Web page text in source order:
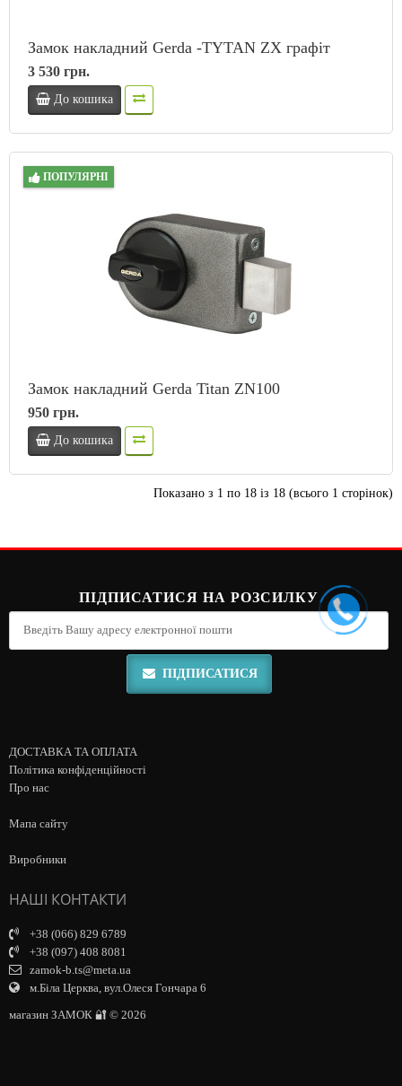
Замок накладний Gerda -TYTAN ZX графіт
3 530 грн.
До кошика
ПОПУЛЯРНІ
Замок накладний Gerda Titan ZN100
950 грн.
До кошика
Показано з 1 по 18 із 18 (всього 1 сторінок)
ПІДПИСАТИСЯ НА РОЗСИЛКУ
ПІДПИСАТИСЯ
ДОСТАВКА ТА ОПЛАТА
Політика конфіденційності
Про нас
Мапа сайту
Виробники
НАШІ КОНТАКТИ
+38 (066) 829 6789
+38 (097) 408 8081
zamok-b.ts@meta.ua
м.Біла Церква, вул.Олеся Гончара 6
магазин ЗАМОК 🔐 © 2026